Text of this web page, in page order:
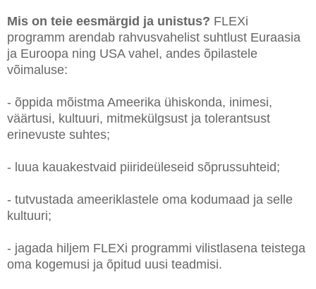
Mis on teie eesmärgid ja unistus? FLEXi
programm arendab rahvusvahelist suhtlust Euraasia
ja Euroopa ning USA vahel, andes õpilastele
võimaluse:
- õppida mõistma Ameerika ühiskonda, inimesi,
väärtusi, kultuuri, mitmekülgsust ja tolerantsust
erinevuste suhtes;
- luua kauakestvaid piirideüleseid sõprussuhteid;
- tutvustada ameeriklastele oma kodumaad ja selle
kultuuri;
- jagada hiljem FLEXi programmi vilistlasena teistega
oma kogemusi ja õpitud uusi teadmisi.